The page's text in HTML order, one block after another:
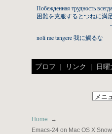
Побежденная трудность
困難を克服するとつねに満
noli me tangere 我に觸るな
プロフ | リンク | 日曜
Home
Emacs-24 on Mac OS X